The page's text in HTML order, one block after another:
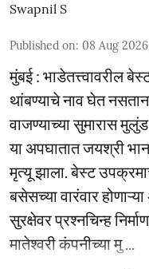
Swapnil S
Published on: 08 Aug
मुंबई : भाडेतत्त्वावरील
थांबण्याचे नाव घेत
वाजण्याच्या सुमारास
या अपघातात जयश्री
मृत्यू झाला. बेस्ट
बसेसच्या वारंवार
सुरक्षेवर प्रश्नचिन्ह
मातेश्वरी कंपनीच्या मु ...